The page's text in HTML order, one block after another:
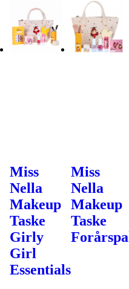
Miss
Nella
Makeup
Taske
Girly
Girl
Essentials
Miss
Nella
Makeup
Taske